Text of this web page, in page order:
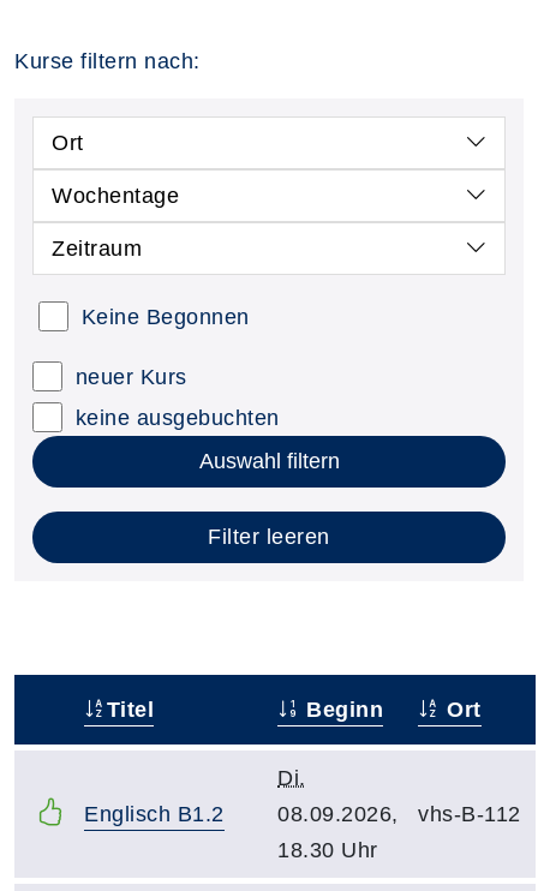
Kurse filtern nach:
Ort
Wochentage
Zeitraum
Keine Begonnen
neuer Kurs
keine ausgebuchten
Auswahl filtern
Filter leeren
Titel Beginn Ort
Englisch B1.2
Di.
08.09.2026,
18.30 Uhr
vhs-B-112